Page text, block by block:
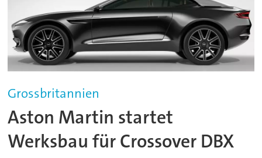
Grossbritannien
Aston Martin startet
Werksbau für Crossover DBX